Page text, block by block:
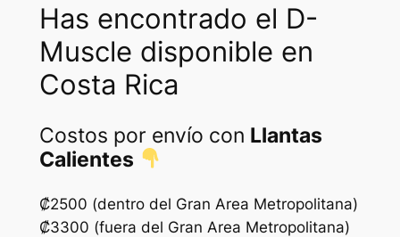
Has encontrado el D-
Muscle disponible en
Costa Rica
Costos por envío con Llantas
Calientes
₡2500 (dentro del Gran Area Metropolitana)
₡3300 (fuera del Gran Area Metropolitana)